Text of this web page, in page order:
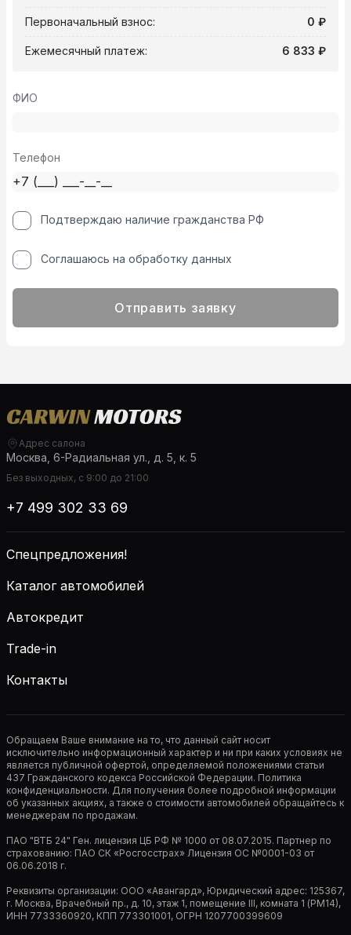
Первоначальный взнос: 0 ₽
Ежемесячный платеж: 6 833 ₽
ФИО
Телефон
Подтверждаю наличие гражданства РФ
Соглашаюсь на обработку данных
Отправить заявку
Адрес салона
Москва, 6-Радиальная ул., д. 5, к. 5
Без выходных, с 9:00 до 21:00
+7 499 302 33 69
Спецпредложения!
Каталог автомобилей
Автокредит
Trade-in
Контакты
Обращаем Ваше внимание на то, что данный сайт носит
исключительно информационный характер и ни при каких условиях не
является публичной офертой, определяемой положениями статьи
437 Гражданского кодекса Российской Федерации. Политика
конфиденциальности. Для получения более подробной информации
об указанных акциях, а также о стоимости автомобилей обращайтесь к
менеджерам по продажам.
ПАО "ВТБ 24" Ген. лицензия ЦБ РФ № 1000 от 08.07.2015. Партнер по
страхованию: ПАО СК «Росгосстрах» Лицензия ОС №0001-03 от
06.06.2018 г.
Реквизиты организации: ООО «Авангард», Юридический адрес: 125367,
г. Москва, Врачебный пр., д. 10, этаж 1, помещение III, комната 1 (РМ14),
ИНН 7733360920, КПП 773301001, ОГРН 1207700399609